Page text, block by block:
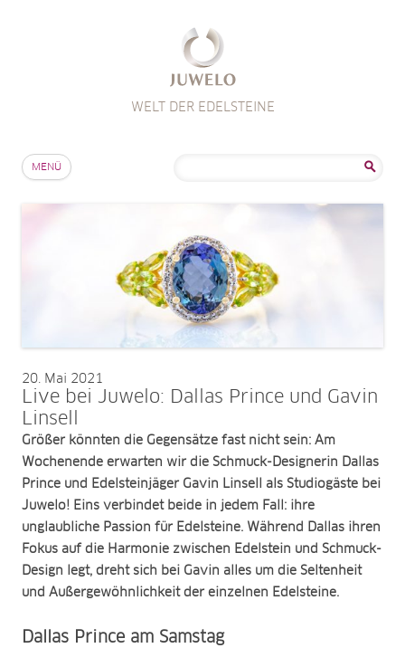
WELT DER EDELSTEINE
MENÜ
20 Mai 2021
Live bei Juwelo: Dallas Prince und Gavin
Linsell
Größer könnten die Gegensätze fast nicht sein: Am
Wochenende erwarten wir die Schmuck-Designerin Dallas
Prince und Edelsteinjäger Gavin Linsell als Studiogäste bei
Juwelo! Eins verbindet beide in jedem Fall: ihre
unglaubliche Passion für Edelsteine. Während Dallas ihren
Fokus auf die Harmonie zwischen Edelstein und Schmuck-
Design legt, dreht sich bei Gavin alles um die Seltenheit
und Außergewöhnlichkeit der einzelnen Edelsteine.
Dallas Prince am Samstag